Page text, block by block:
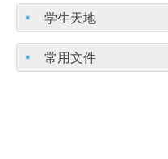
学生天地
常用文件